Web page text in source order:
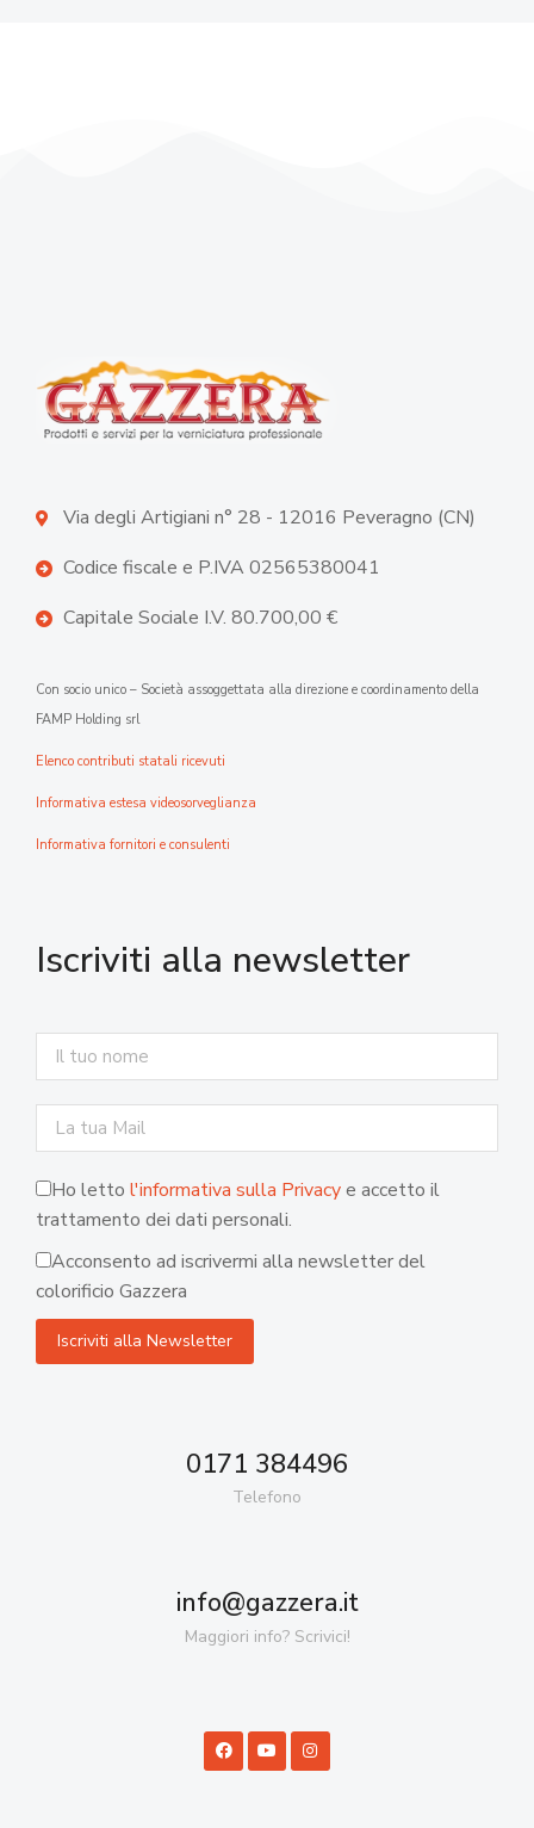
Via degli Artigiani n° 28 - 12016 Peveragno (CN)
Codice fiscale e P.IVA 02565380041
Capitale Sociale I.V. 80.700,00 €
Con socio unico – Società assoggettata alla direzione e coordinamento della
FAMP Holding srl
Elenco contributi statali ricevuti
Informativa estesa videosorveglianza
Informativa fornitori e consulenti
Iscriviti alla newsletter
Ho letto l'informativa sulla Privacye accetto il
trattamento dei dati personali.
Acconsento ad iscrivermi alla newsletter del
colorificio Gazzera
0171 384496
Telefono
info@gazzera.it
Maggiori info? Scrivici!